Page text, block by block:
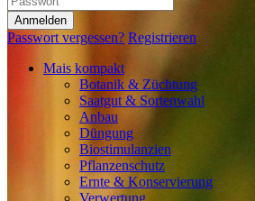
Anmelden
Passwort vergessen? Registrieren
Mais kompakt
Botanik & Züchtung
Saatgut & Sortenwahl
Anbau
Düngung
Biostimulanzien
Pflanzenschutz
Ernte & Konservierung
Verwertung